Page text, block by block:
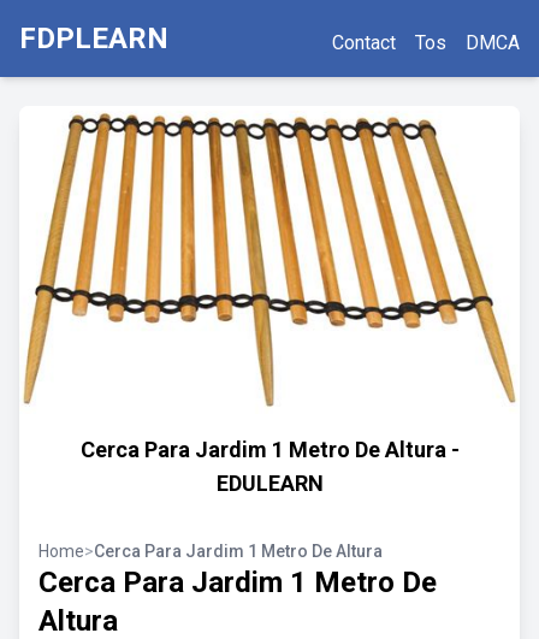
FDPLEARN Contact Tos DMCA
Cerca Para Jardim 1 Metro De Altura -
EDULEARN
Home>Cerca Para Jardim 1 Metro De Altura
Cerca Para Jardim 1 Metro De
Altura